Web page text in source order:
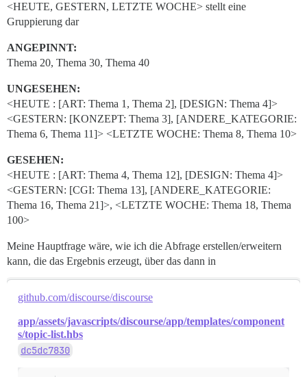
<HEUTE, GESTERN, LETZTE WOCHE> stellt eine
Gruppierung dar
ANGEPINNT:
Thema 20, Thema 30, Thema 40
UNGESEHEN:
<HEUTE : [ART: Thema 1, Thema 2], [DESIGN: Thema 4]>
<GESTERN: [KONZEPT: Thema 3], [ANDERE_KATEGORIE:
Thema 6, Thema 11]> <LETZTE WOCHE: Thema 8, Thema 10>
GESEHEN:
<HEUTE : [ART: Thema 4, Thema 12], [DESIGN: Thema 4]>
<GESTERN: [CGI: Thema 13], [ANDERE_KATEGORIE:
Thema 16, Thema 21]>, <LETZTE WOCHE: Thema 18, Thema
100>
Meine Hauptfrage wäre, wie ich die Abfrage erstellen/erweitern
kann, die das Ergebnis erzeugt, über das dann in
github.com/discourse/discourse
app/assets/javascripts/discourse/app/templates/component
s/topic-list.hbs
dc5dc7830